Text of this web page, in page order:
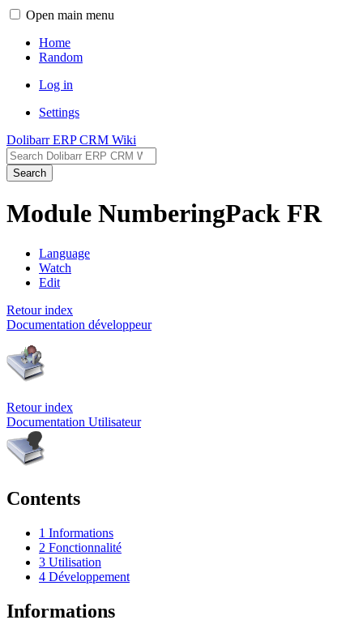
Open main menu
Home
Random
Log in
Settings
Dolibarr ERP CRM Wiki
Search
Module NumberingPack FR
Language
Watch
Edit
Retour index
Documentation développeur
Retour index
Documentation Utilisateur
Contents
1 Informations
2 Fonctionnalité
3 Utilisation
4 Développement
Informations